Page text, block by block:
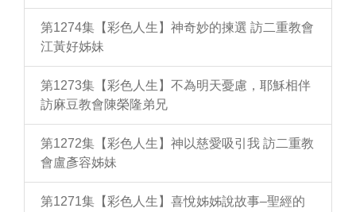
第1274集【彩色人生】神奇妙的揀選 訪二重教會
江黃好姊妹
第1273集【彩色人生】不為明天憂慮，耶穌相伴
訪麻豆教會陳榮隆弟兄
第1272集【彩色人生】神以慈愛吸引我 訪二重教
會盧彥容姊妹
第1271集【彩色人生】喜悅姊姊說故事–聖經的